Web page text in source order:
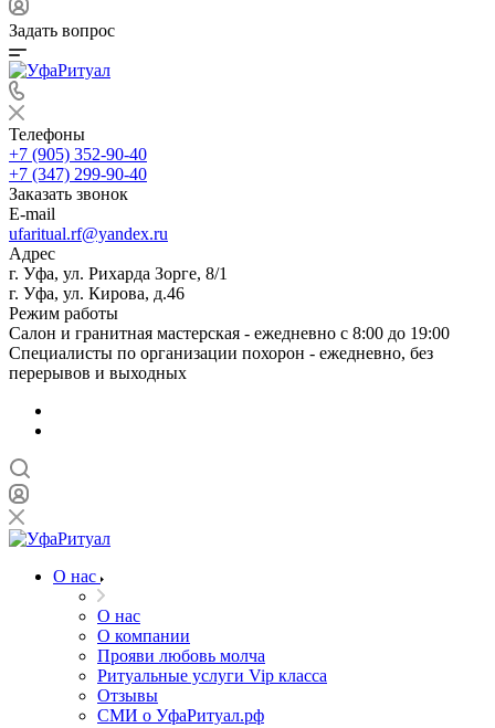
Задать вопрос
Телефоны
+7 (905) 352-90-40
+7 (347) 299-90-40
Заказать звонок
E-mail
ufaritual.rf@yandex.ru
Адрес
г. Уфа, ул. Рихарда Зорге, 8/1
г. Уфа, ул. Кирова, д.46
Режим работы
Салон и гранитная мастерская - ежедневно с 8:00 до 19:00
Специалисты по организации похорон - ежедневно, без
перерывов и выходных
О нас
О нас
О компании
Прояви любовь молча
Ритуальные услуги Vip класса
Отзывы
СМИ о УфаРитуал.рф